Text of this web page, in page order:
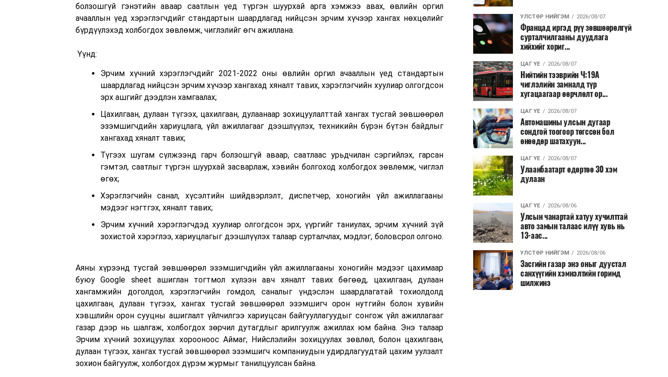
болзошгүй гэнэтийн аваар саатлын үед түргэн шуурхай арга хэмжээ авах, өвлийн оргил
ачааллын үед хэрэглэгчдийг стандартын шаардлагад нийцсэн эрчим хүчээр хангах нөхцөлийг
бүрдүүлэхэд холбогдох зөвлөмж, чиглэлийг өгч ажиллана.
Үүнд:
Эрчим хүчний хэрэглэгчдийг 2021-2022 оны өвлийн оргил ачааллын үед стандартын
шаардлагад нийцсэн эрчим хүчээр хангахад хяналт тавих, хэрэглэгчийн хуулиар олгогдсон
эрх ашгийг дээдлэн хамгаалах;
Цахилгаан, дулаан түгээх, цахилгаан, дулаанаар зохицуулалттай хангах тусгай зөвшөөрөл
эзэмшигчдийн хариуцлага, үйл ажиллагааг дээшлүүлэх, техникийн бүрэн бүтэн байдлыг
хангахад хяналт тавих;
Түгээх шугам сүлжээнд гарч болзошгүй аваар, саатлаас урьдчилан сэргийлэх, гарсан
гэмтэл, саатлыг түргэн шуурхай засварлаж, хэвийн болгоход холбогдох зөвлөмж, чиглэл
өгөх;
Хэрэглэгчийн санал, хүсэлтийн шийдвэрлэлт, диспетчер, хоногийн үйл ажиллагааны
мэдээг нэгтгэх, хяналт тавих;
Эрчим хүчний хэрэглэгчдэд хуулиар олгогдсон эрх, үүргийг таниулах, эрчим хүчний зүй
зохистой хэрэглээ, хариуцлагыг дээшлүүлэх талаар сурталчлах, мэдлэг, боловсрол олгоно.
Аяны хүрээнд тусгай зөвшөөрөл эзэмшигчдийн үйл ажиллагааны хоногийн мэдээг цахимаар
буюу Google sheet ашиглан тогтмол хүлээн авч хяналт тавих бөгөөд, цахилгаан, дулаан
хангамжийн доголдол, хэрэглэгчийн гомдол, саналыг үндэслэн шаардлагатай тохиолдолд
цахилгаан, дулаан түгээх, хангах тусгай зөвшөөрөл эзэмшигч орон нутгийн болон хувийн
хэвшлийн орон сууцны ашиглалт үйлчилгээ хариуцсан байгууллагуудыг сонгож үйл ажиллагааг
газар дээр нь шалгаж, холбогдох зөрчил дутагдлыг арилгуулж ажиллах юм байна. Энэ талаар
Эрчим хүчний зохицуулах хорооноос Аймаг, Нийслэлийн зохицуулах зөвлөл, болон цахилгаан,
дулаан түгээх, хангах тусгай зөвшөөрөл эзэмшигч компаниудын удирдлагуудтай цахим уулзалт
зохион байгуулж, холбогдох дүрэм журмыг танилцуулсан байна.
УЛСТӨР НИЙГЭМ 2026/08/07
Францад иргэд рүү зөвшөөрөлгүй
сурталчилгааны дуудлага
хийхийг хориг...
ЦАГ ҮЕ 2026/08/07
Нийтийн тээврийн Ч:19А
чиглэлийн замналд түр
хугацаагаар өөрчлөлт ор...
ЦАГ ҮЕ 2026/08/07
Автомашины улсын дугаар
сондгой тоогоор төгссөн бол
өнөөдөр шатахуун...
ЦАГ ҮЕ 2026/08/07
Улаанбаатарт өдөртөө 30 хэм
дулаан
ЦАГ ҮЕ 2026/08/06
Улсын чанартай хатуу хучилттай
авто замын талаас илүү хувь нь
13-аас...
УЛСТӨР НИЙГЭМ 2026/08/06
Засгийн газар энэ оныг дуустал
санхүүгийн хэмнэлтийн горимд
шилжинэ